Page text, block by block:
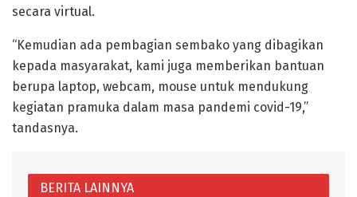
secara virtual.
“Kemudian ada pembagian sembako yang dibagikan
kepada masyarakat, kami juga memberikan bantuan
berupa laptop, webcam, mouse untuk mendukung
kegiatan pramuka dalam masa pandemi covid-19,”
tandasnya.
BERITA LAINNYA